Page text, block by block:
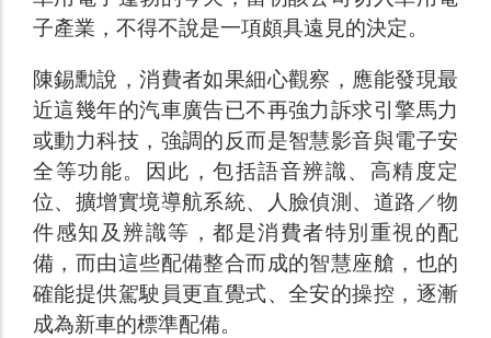
子產業，不得不說是一項頗具遠見的決定。
陳錫勳說，消費者如果細心觀察，應能發現最
近這幾年的汽車廣告已不再強力訴求引擎馬力
或動力科技，強調的反而是智慧影音與電子安
全等功能。因此，包括語音辨識、高精度定
位、擴增實境導航系統、人臉偵測、道路／物
件感知及辨識等，都是消費者特別重視的配
備，而由這些配備整合而成的智慧座艙，也的
確能提供駕駛員更直覺式、全安的操控，逐漸
成為新車的標準配備。